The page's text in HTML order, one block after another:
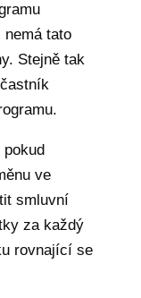
nemá tato
Stejně tak
ve
smluvní
za každý
rovnající se